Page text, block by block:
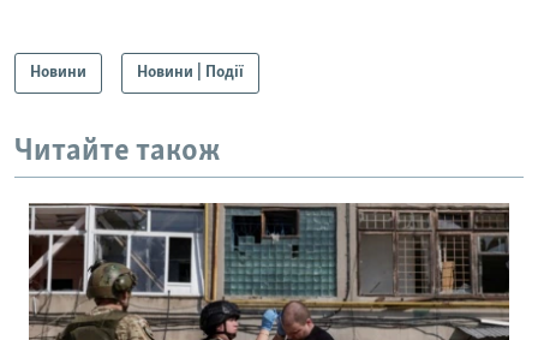
Новини Новини | Події
Читайте також